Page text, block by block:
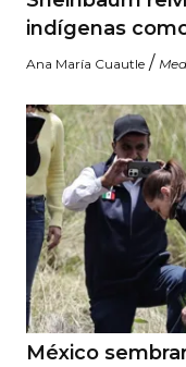
indígenas
Ana María Cuautle /
México